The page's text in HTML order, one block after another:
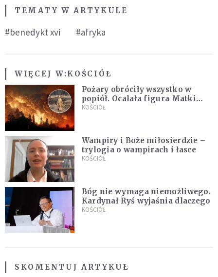
TEMATY W ARTYKULE
#benedykt xvi #afryka
WIĘCEJ W:KOŚCIÓŁ
Pożary obróciły wszystko w
popiół. Ocalała figura Matki
Bożej
KOŚCIÓŁ
Wampiry i Boże miłosierdzie –
trylogia o wampirach i łasce
KOŚCIÓŁ
Bóg nie wymaga niemożliwego.
Kardynał Ryś wyjaśnia dlaczego
KOŚCIÓŁ
SKOMENTUJ ARTYKUŁ